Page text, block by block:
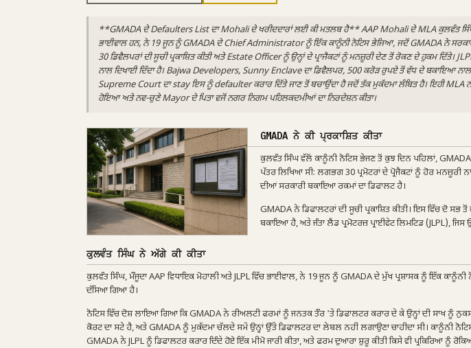
**GMADA ਦੇ Defaulters List ਦਾ Mohali ਦੇ ਖਰੀਦਦਾਰਾਂ ਲਈ ਕੀ ਮਤਲਬ ਹੈ** AAP Mohali ਦੇ MLA ਕੁਲਵੰਤ
ਭਾਈਵਾਲ ਹਨ, ਨੇ 19 ਜੂਨ ਨੂੰ GMADA ਦੇ Chief Administrator ਨੂੰ ਇੱਕ ਕਾਨੂੰਨੀ ਨੋਟਿਸ ਭੇਜਿਆ, ਜਦੋਂ GMADA ਨੇ
30 ਡਿਵੈਲਪਰਾਂ ਦੀ ਸੂਚੀ ਪ੍ਰਕਾਸ਼ਿਤ ਕੀਤੀ ਅਤੇ Estate Officer ਨੂੰ ਉਨ੍ਹਾਂ ਦੇ ਪ੍ਰਾਜੈਕਟਾਂ ਨੂੰ ਮਨਜ਼ੂਰੀ ਦੇਣ ਤੋਂ ਰੋਕਣ ਦੇ ਹੁਕਮ
ਨਾਲ ਦਿਖਾਈ ਦਿੰਦਾ ਹੈ। Bajwa Developers, Sunny Enclave ਦਾ ਡਿਵੈਲਪਰ, 500 ਕਰੋੜ ਰੁਪਏ ਤੋਂ ਵੱਧ ਦੇ ਬਕਾਇਆ ਨਾਲ
Supreme Court ਦਾ stay ਇਸ ਨੂੰ defaulter ਕਰਾਰ ਦਿੱਤੇ ਜਾਣ ਤੋਂ ਬਚਾਉਂਦਾ ਹੈ ਜਦੋਂ ਤੱਕ ਮੁਕੱਦਮਾ ਲੰਬਿਤ ਹੈ। ਇਹੀ MLA
ਹੋਇਆ ਅਤੇ ਨਵ-ਚੁਣੇ Mayor ਦੇ ਪਿਤਾ ਵਜੋਂ ਨਗਰ ਨਿਗਮ ਪਹਿਲਕਦਮੀਆਂ ਦਾ ਨਿਰਦੇਸ਼ਨ ਕੀਤਾ।
GMADA ਨੇ ਕੀ ਪ੍ਰਕਾਸ਼ਿਤ ਕੀਤਾ
ਕੁਲਵੰਤ ਸਿੰਘ ਵੱਲੋਂ ਕਾਨੂੰਨੀ ਨੋਟਿਸ ਭੇਜਣ ਤੋਂ ਕੁਝ ਦਿਨ ਪਹਿਲਾਂ,
ਪੱਤਰ ਲਿਖਿਆ ਸੀ: ਲਗਭਗ 30 ਪ੍ਰਮੋਟਰਾਂ ਦੇ ਪ੍ਰੋਜੈਕਟਾਂ ਨੂੰ ਹੋਰ ਮਨਜ਼ੂਰੀ
ਦੀਆਂ ਸਰਕਾਰੀ ਬਕਾਇਆ ਰਕਮਾਂ ਦਾ ਡਿਫਾਲਟ ਹੈ।
GMADA ਨੇ ਡਿਫਾਲਟਰਾਂ ਦੀ ਸੂਚੀ ਪ੍ਰਕਾਸ਼ਿਤ ਕੀਤੀ। ਇਸ ਵਿੱਚ ਦੋ
ਬਕਾਇਆ ਹੈ, ਅਤੇ ਜੰਤਾ ਲੈਂਡ ਪ੍ਰਮੋਟਰਜ਼ ਪ੍ਰਾਈਵੇਟ ਲਿਮਟਿਡ (JLPL),
ਕੁਲਵੰਤ ਸਿੰਘ ਨੇ ਅੱਗੇ ਕੀ ਕੀਤਾ
ਕੁਲਵੰਤ ਸਿੰਘ, ਮੌਜੂਦਾ AAP ਵਿਧਾਇਕ ਮੋਹਾਲੀ ਅਤੇ JLPL ਵਿੱਚ ਭਾਈਵਾਲ, ਨੇ 19 ਜੂਨ ਨੂੰ GMADA ਦੇ ਮੁੱਖ ਪ੍ਰਸ਼ਾਸਕ ਨੂੰ ਇੱਕ ਕਾਨੂੰਨੀ
ਦੱਸਿਆ ਗਿਆ ਹੈ।
ਨੋਟਿਸ ਵਿੱਚ ਦੋਸ਼ ਲਾਇਆ ਗਿਆ ਕਿ GMADA ਨੇ ਰੀਅਲਟੀ ਫਰਮਾਂ ਨੂੰ ਜਨਤਕ ਤੌਰ 'ਤੇ ਡਿਫਾਲਟਰ ਕਰਾਰ ਦੇ ਕੇ ਉਨ੍ਹਾਂ ਦੀ ਸਾਖ ਨੂੰ
ਕੋਰਟ ਦਾ ਸਟੇ ਹੈ, ਅਤੇ GMADA ਨੂੰ ਮੁਕੱਦਮਾ ਚੱਲਦੇ ਸਮੇਂ ਉਨ੍ਹਾਂ ਉੱਤੇ ਡਿਫਾਲਟਰ ਦਾ ਲੇਬਲ ਨਹੀਂ ਲਗਾਉਣਾ ਚਾਹੀਦਾ ਸੀ। ਕਾਨੂੰਨੀ
GMADA ਨੇ JLPL ਨੂੰ ਡਿਫਾਲਟਰ ਕਰਾਰ ਦਿੰਦੇ ਹੋਏ ਇੱਕ ਮੀਮੋ ਜਾਰੀ ਕੀਤਾ, ਅਤੇ ਫਰਮ ਦੁਆਰਾ ਸ਼ੁਰੂ ਕੀਤੀ ਕਿਸੇ ਵੀ ਪ੍ਰਕਿਰਿਆ ਨੂੰ ਰੋਕਿਆ